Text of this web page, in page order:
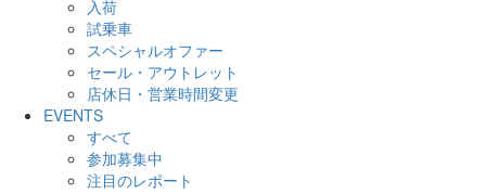
入荷
試乗車
スペシャルオファー
セール・アウトレット
店休日・営業時間変更
EVENTS
すべて
参加募集中
注目のレポート